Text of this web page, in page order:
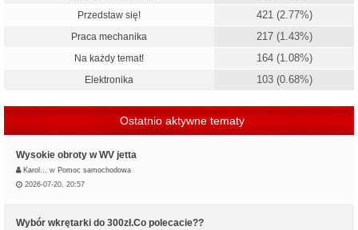
Przedstaw się! 421 (2.77%)
Praca mechanika 217 (1.43%)
Na każdy temat! 164 (1.08%)
Elektronika 103 (0.68%)
Ostatnio aktywne tematy
Wysokie obroty w WV jetta
Karol… w Pomoc samochodowa
2026-07-20, 20:57
Wybór wkrętarki do 300zł.Co polecacie??